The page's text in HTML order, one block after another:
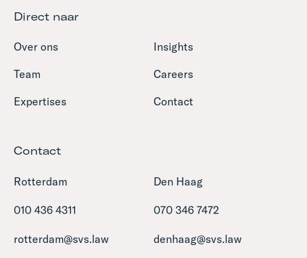
Direct naar
Over ons
Insights
Team
Careers
Expertises
Contact
Contact
Rotterdam
010 436 4311
rotterdam@svs.law
Den Haag
070 346 7472
denhaag@svs.law